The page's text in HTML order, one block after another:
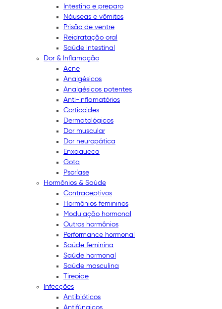
Intestino e preparo
Náuseas e vômitos
Prisão de ventre
Reidratação oral
Saúde intestinal
Dor & Inflamação
Acne
Analgésicos
Analgésicos potentes
Anti-inflamatórios
Corticoides
Dermatológicos
Dor muscular
Dor neuropática
Enxaqueca
Gota
Psoríase
Hormônios & Saúde
Contraceptivos
Hormônios femininos
Modulação hormonal
Outros hormônios
Performance hormonal
Saúde feminina
Saúde hormonal
Saúde masculina
Tireoide
Infecções
Antibióticos
Antifúngicos